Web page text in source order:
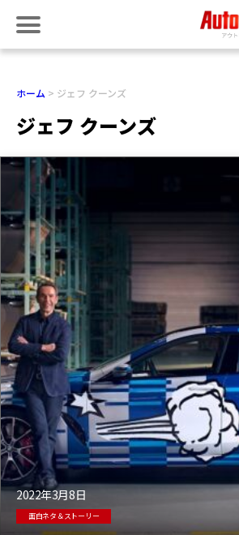
ホーム ジェフ クーンズ
ジェフ クーンズ
2022年3月8日
面白ネタ＆ストーリー